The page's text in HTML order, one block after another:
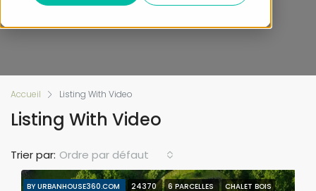
Accueil Listing With Video
Listing With Video
Trier par: Ordre par défaut
BY URBANHOUSE360.COM 24370 6 PARCELLES
CHALET BOIS